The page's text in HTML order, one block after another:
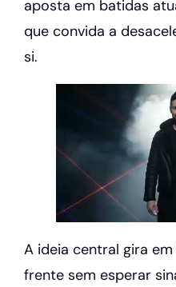
aposta em batidas
que convida a
si.
A ideia central gira
frente sem esperar